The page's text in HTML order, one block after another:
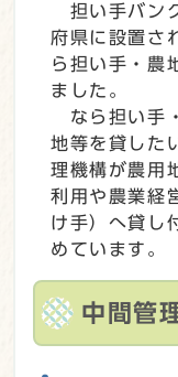
担い手バン
府県に設置さ
ら担い手・農
ました。
なら担い手
地等を貸した
理機構が農用
利用や農業経
け手）へ貸し
めています。
中間管